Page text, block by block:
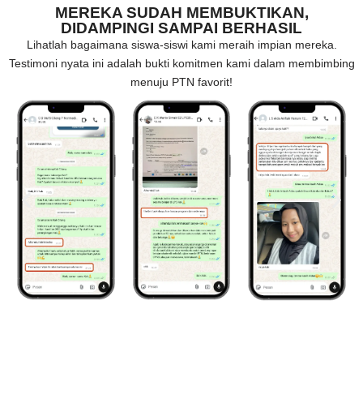
MEREKA SUDAH MEMBUKTIKAN,
DIDAMPINGI SAMPAI BERHASIL
Lihatlah bagaimana siswa-siswi kami meraih impian mereka.
Testimoni nyata ini adalah bukti komitmen kami dalam membimbing
menuju PTN favorit!